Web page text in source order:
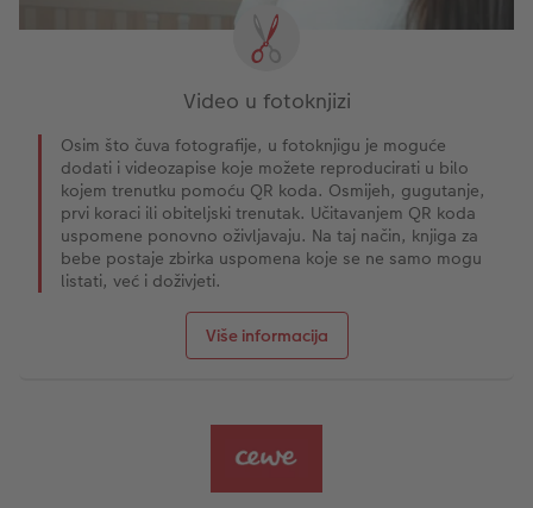
Video u fotoknjizi
Osim što čuva fotografije, u fotoknjigu je moguće
dodati i videozapise koje možete reproducirati u bilo
kojem trenutku pomoću QR koda. Osmijeh, gugutanje,
prvi koraci ili obiteljski trenutak. Učitavanjem QR koda
uspomene ponovno oživljavaju. Na taj način, knjiga za
bebe postaje zbirka uspomena koje se ne samo mogu
listati, već i doživjeti.
Više informacija